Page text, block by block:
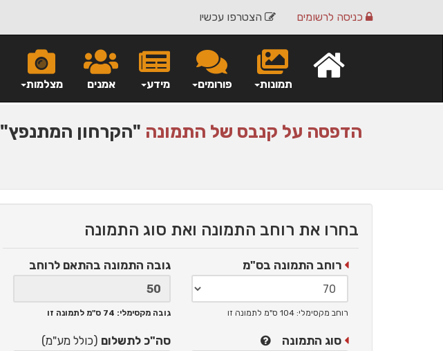
הצטרפו עכשיו כניסה לרשומים
מצלמות אמנים מידע פורומים תמונות
הדפסה על קנבס של התמונה "הקרחון המתנפץ"
בחרו את רוחב התמונה ואת סוג התמונה
רוחב התמונה בס"מ
רוחב מקסימלי: 104 ס"מ לתמונה זו
גובה התמונה בהתאם לרוחב
גובה מקסימלי: 74 ס"מ לתמונה זו
סוג התמונה סה"כ לתשלום (כולל מע"מ)